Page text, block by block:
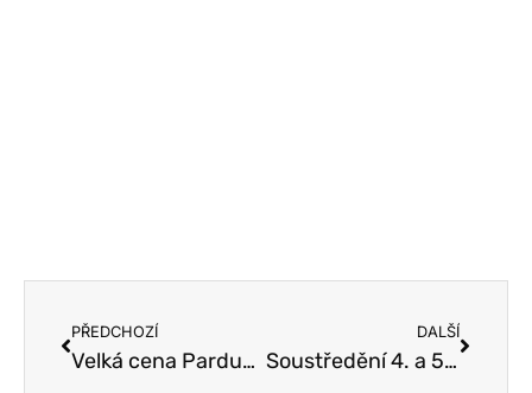
PŘEDCHOZÍ
Velká cena Pardubic
DALŠÍ
Soustředění 4. a 5. třídy – Zlín